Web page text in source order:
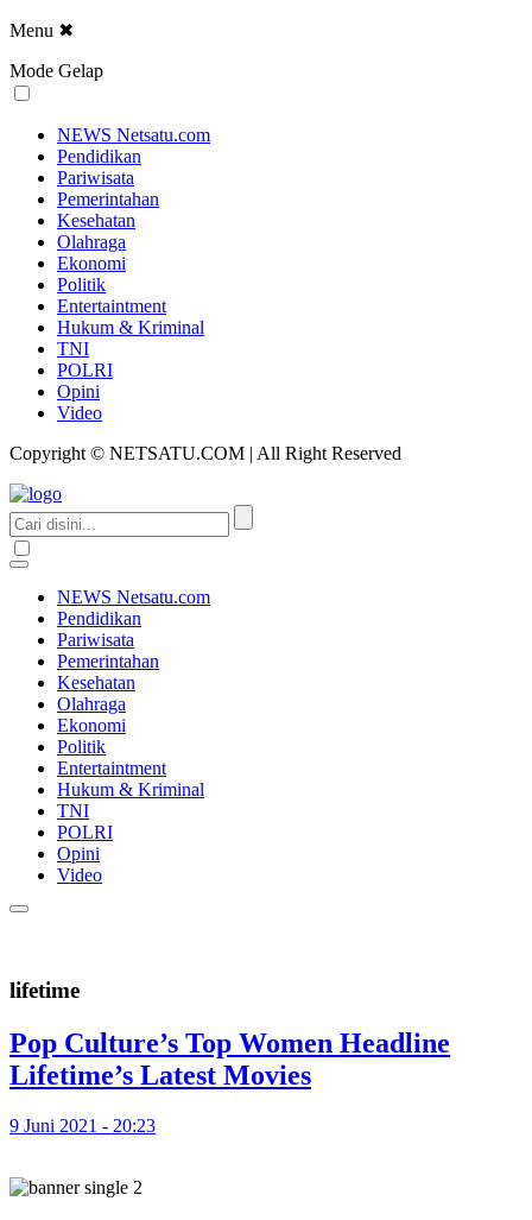
Menu ✖
Mode Gelap
NEWS Netsatu.com
Pendidikan
Pariwisata
Pemerintahan
Kesehatan
Olahraga
Ekonomi
Politik
Entertaintment
Hukum & Kriminal
TNI
POLRI
Opini
Video
Copyright © NETSATU.COM | All Right Reserved
NEWS Netsatu.com
Pendidikan
Pariwisata
Pemerintahan
Kesehatan
Olahraga
Ekonomi
Politik
Entertaintment
Hukum & Kriminal
TNI
POLRI
Opini
Video
lifetime
Pop Culture’s Top Women Headline
Lifetime’s Latest Movies
9 Juni 2021 - 20:23